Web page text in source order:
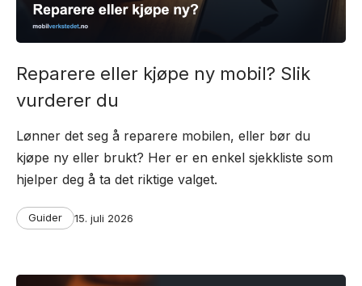
Reparere eller kjøpe ny mobil? Slik
vurderer du
Lønner det seg å reparere mobilen, eller bør du
kjøpe ny eller brukt? Her er en enkel sjekkliste som
hjelper deg å ta det riktige valget.
Categories
Guider
Post
15. juli 2026